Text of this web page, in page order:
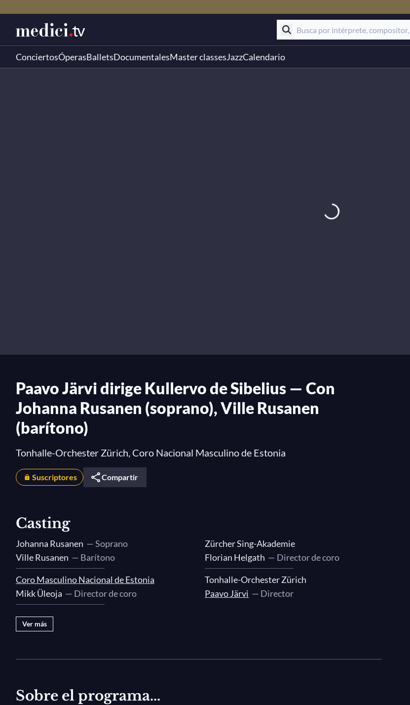
ConciertosÓperasBalletsDocumentalesMaster classesJazzCalendario
Paavo Järvi dirige Kullervo de Sibelius — Con
Johanna Rusanen (soprano), Ville Rusanen
(barítono)
Tonhalle-Orchester Zürich, Coro Nacional Masculino de Estonia
Suscriptores Compartir
Casting
Johanna Rusanen — Soprano
Ville Rusanen — Barítono
Coro Masculino Nacional de Estonia
Mikk Üleoja — Director de coro
Zürcher Sing-Akademie
Florian Helgath — Director de coro
Tonhalle-Orchester Zürich
Paavo Järvi — Director
Ver más
Sobre el programa...